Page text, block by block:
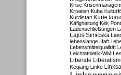
Krise
Kroatien Kuba
Kurdistan Kurie
Käfighaltung Kék Pont
Ladenschließungen
Lajos Simicska
lebenslange Haft
Lebensmittelqualität
Leichtathletik-WM
Liberale
Keqiang Linke